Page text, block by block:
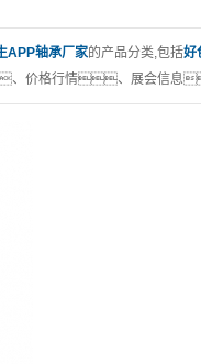
APP轴承厂家的产品分类,包括好
、价格行情、展会信息